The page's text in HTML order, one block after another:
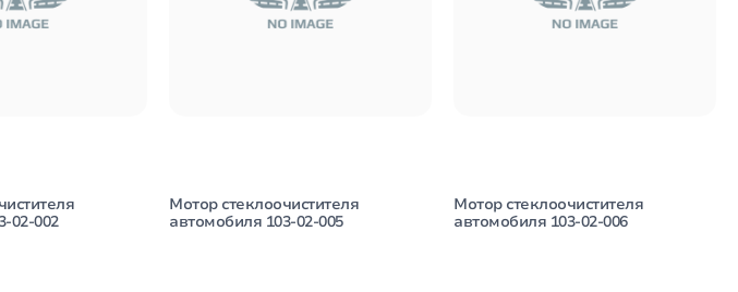
02-002
Мотор стеклоочистителя
автомобиля 103-02-005
Мотор стеклоочистителя
автомобиля 103-02-006